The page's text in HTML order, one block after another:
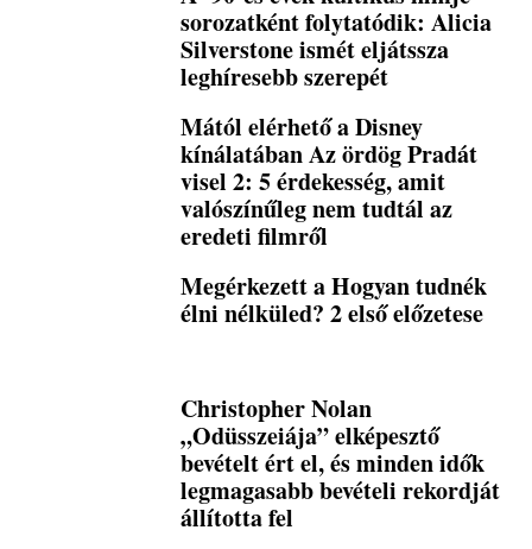
sorozatként folytatódik: Alicia
Silverstone ismét eljátssza
leghíresebb szerepét
Mától elérhető a Disney
kínálatában Az ördög Pradát
visel 2: 5 érdekesség, amit
valószínűleg nem tudtál az
eredeti filmről
Megérkezett a Hogyan tudnék
élni nélküled? 2 első előzetese
Christopher Nolan
„Odüsszeiája” elképesztő
bevételt ért el, és minden idők
legmagasabb bevételi rekordját
állította fel